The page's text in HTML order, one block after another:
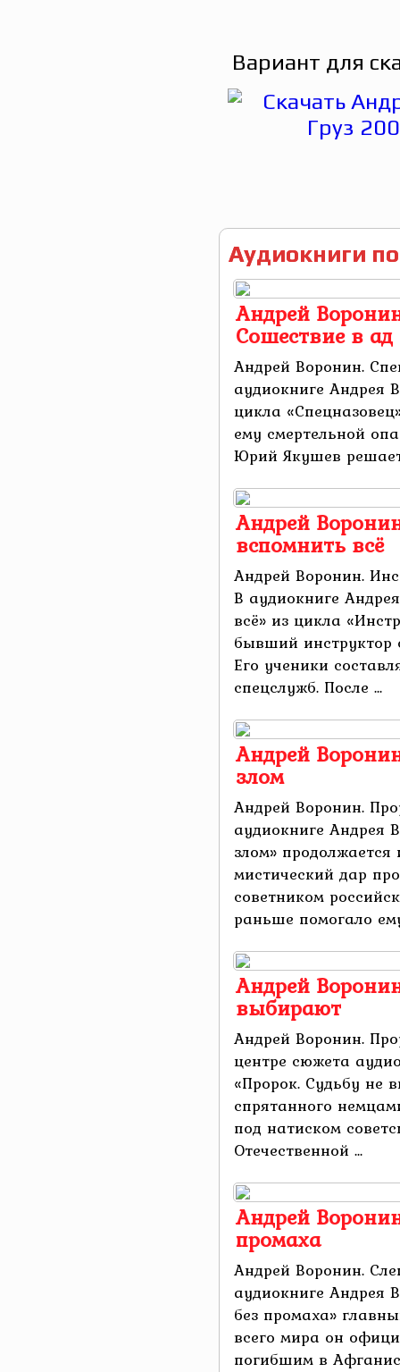
Вариант для
Аудиокниги
Андрей
Сошествие в ад
Андрей Воронин.
аудиокниге Андрея
цикла
ему смертельной
Юрий Якушев
Андрей
вспомнить всё
Андрей Воронин.
В аудиокниге
всё» из цикла
бывший инструктор
Его ученики
спецслужб. После ...
Андрей
злом
Андрей Воронин.
аудиокниге Андрея
злом» продолжается
мистический дар
советником
раньше помогало
Андрей
выбирают
Андрей Воронин.
центре сюжета
«Пророк. Судьбу не
спрятанного
под натиском
Отечественной ...
Андрей
промаха
Андрей Воронин.
аудиокниге Андрея
без промаха»
всего мира он
погибшим в